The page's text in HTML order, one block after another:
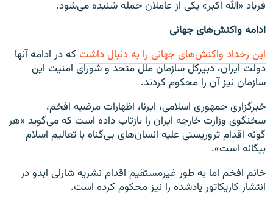
فریاد «الله اکبر» یکی از عاملان حمله شنیده می‌شود.
ادامه واکنش‌های جهانی
این رخداد واکنش‌های جهانی را به دنبال داشت که در ادامه آنها
دولت ایران، دبیرکل سازمان ملل متحد و شورای امنیت این
سازمان نیز آن را محکوم کردند.
خبرگزاری جمهوری اسلامی، ایرنا، اظهارات مرضیه افخم،
سخنگوی وزارت خارجه ایران را بازتاب داده است که می‌گوید «هر
گونه اقدام تروریستی علیه انسان‌های بی‌گناه با تعالیم اسلام
بیگانه است».
خانم افخم اما به‌ طور غیرمستقیم اقدام نشریه شارلی ابدو در
انتشار کاریکاتور یادشده را نیز محکوم کرده است.